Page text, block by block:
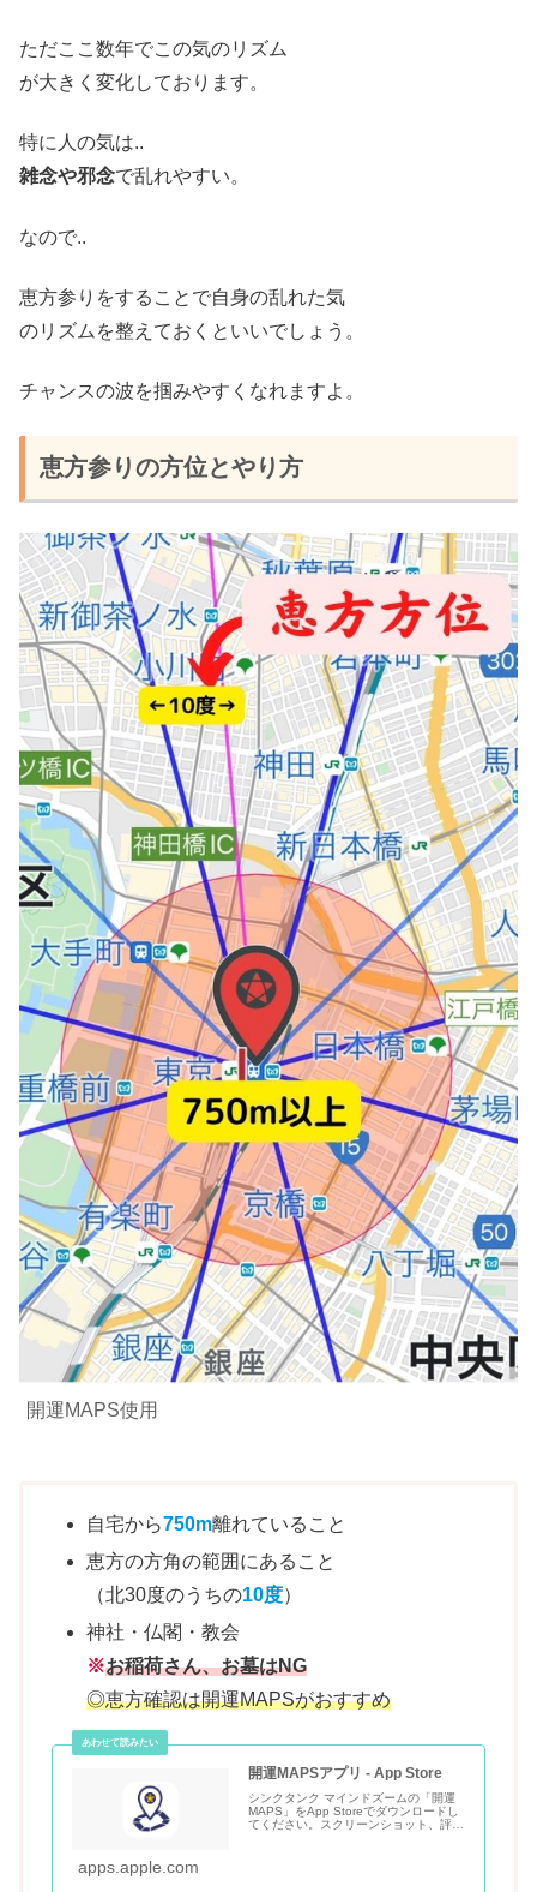
ただここ数年でこの気のリズム
が大きく変化しております。
特に人の気は..
雑念や邪念で乱れやすい。
なので..
恵方参りをすることで自身の乱れた気
のリズムを整えておくといいでしょう。
チャンスの波を掴みやすくなれますよ。
恵方参りの方位とやり方
開運MAPS使用
自宅から750m離れていること
恵方の方角の範囲にあること
（北30度のうちの10度）
神社・仏閣・教会
※お稲荷さん、お墓はNG
◎恵方確認は開運MAPSがおすすめ
開運MAPSアプリ - App Store
シンクタンク マインドズームの「開運
MAPS」をApp Storeでダウンロードし
てください。スクリーンショット、評価
apps.apple.com